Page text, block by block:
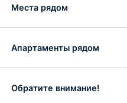
Места рядом
Апартаменты рядом
Обратите внимание!